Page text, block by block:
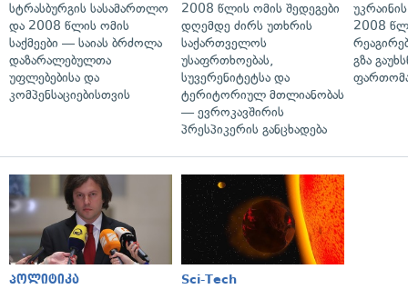
სტრასბურგის სასამართლო
და 2008 წლის ომის
საქმეები — საიას ბრძოლა
დაზარალებულთა
უფლებებისა და
კომპენსაციებისთვის
2008 წლის ომის შედეგები
დღემდე ძირს უთხრის
საქართველოს
უსაფრთხოებას,
სუვერენიტეტსა და
ტერიტორიულ მთლიანობას
— ევროკავშირის
პრესპიკერის განცხადება
2008
გზა
პოლიტიკა Sci-Tech